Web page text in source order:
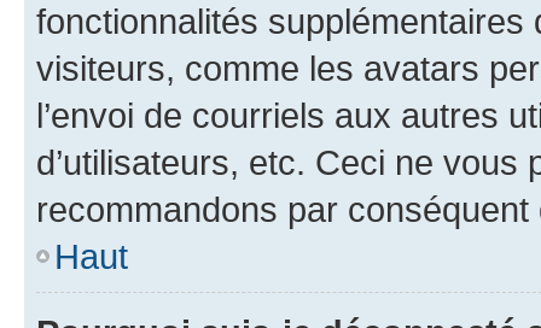
fonctionnalités
visiteurs, comme les avatars
l’envoi de courriels aux autres
d’utilisateurs, etc. Ceci ne vous
recommandons par conséquent
Haut